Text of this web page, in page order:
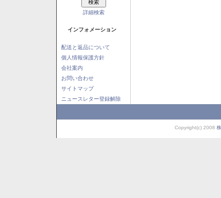
詳細検索
インフォメーション
配送と返品について
個人情報保護方針
会社案内
お問い合わせ
サイトマップ
ニュースレター登録解除
Copyright(c) 2008